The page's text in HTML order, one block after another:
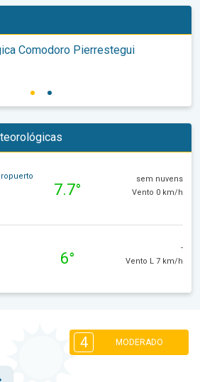
Comodoro Pierrestegui
7.7°
sem nuvens
Vento 0 km/h
6°
-
Vento L 7 km/h
4 MODERADO